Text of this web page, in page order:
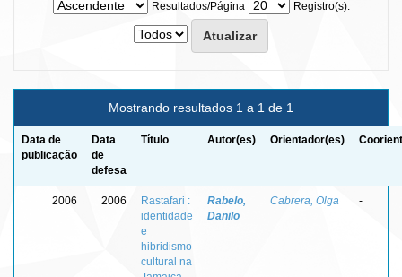
Resultados/Página
Registro(s):
Mostrando resultados 1 a 1 de 1
Data de
publicação
Data
de
defesa
Título Autor(es) Orientador(es)
2006 2006
Rastafari :
identidade
e
hibridismo
cultural na
Rabelo,
Danilo
Cabrera, Olga -